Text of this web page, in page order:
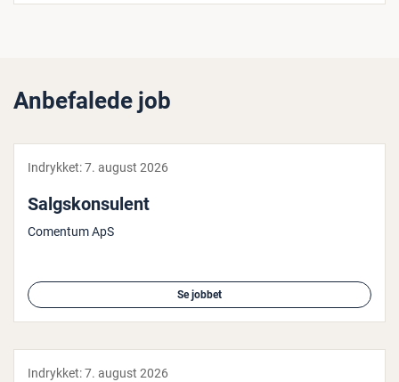
Anbefalede job
Indrykket:7. august 2026
Salgs­kon­su­lent
Comentum ApS
Se jobbet
Indrykket:7. august 2026